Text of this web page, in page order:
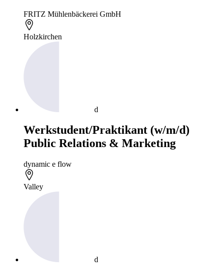
FRITZ Mühlenbäckerei GmbH
Holzkirchen
d
Werkstudent/Praktikant (w/m/d)
Public Relations & Marketing
dynamic e flow
Valley
d